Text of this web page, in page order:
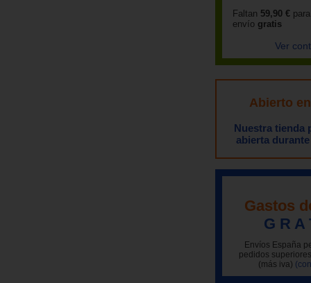
Faltan 59,90 €
envío gratis
Ver
Abierto
Nuestra tienda
abierta
Gastos
G R A
Envíos España
pedidos
(más iva)